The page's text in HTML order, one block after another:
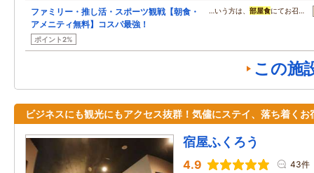
ファミリー・推し活・スポーツ観戦【朝食・
アメニティ無料】コスパ最強！
ポイント2%
…いう方は、 部屋食にてお召…
この施
ビジネスにも観光にもアクセス抜群！気儘にステイ、落ち着くお
宿屋ふくろう
4.9 43件